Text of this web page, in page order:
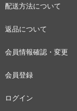
配送方法について
返品について
会員情報確認・変更
会員登録
ログイン